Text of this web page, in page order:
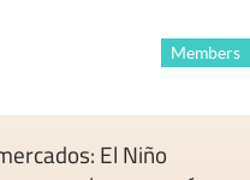
Members
El Niño